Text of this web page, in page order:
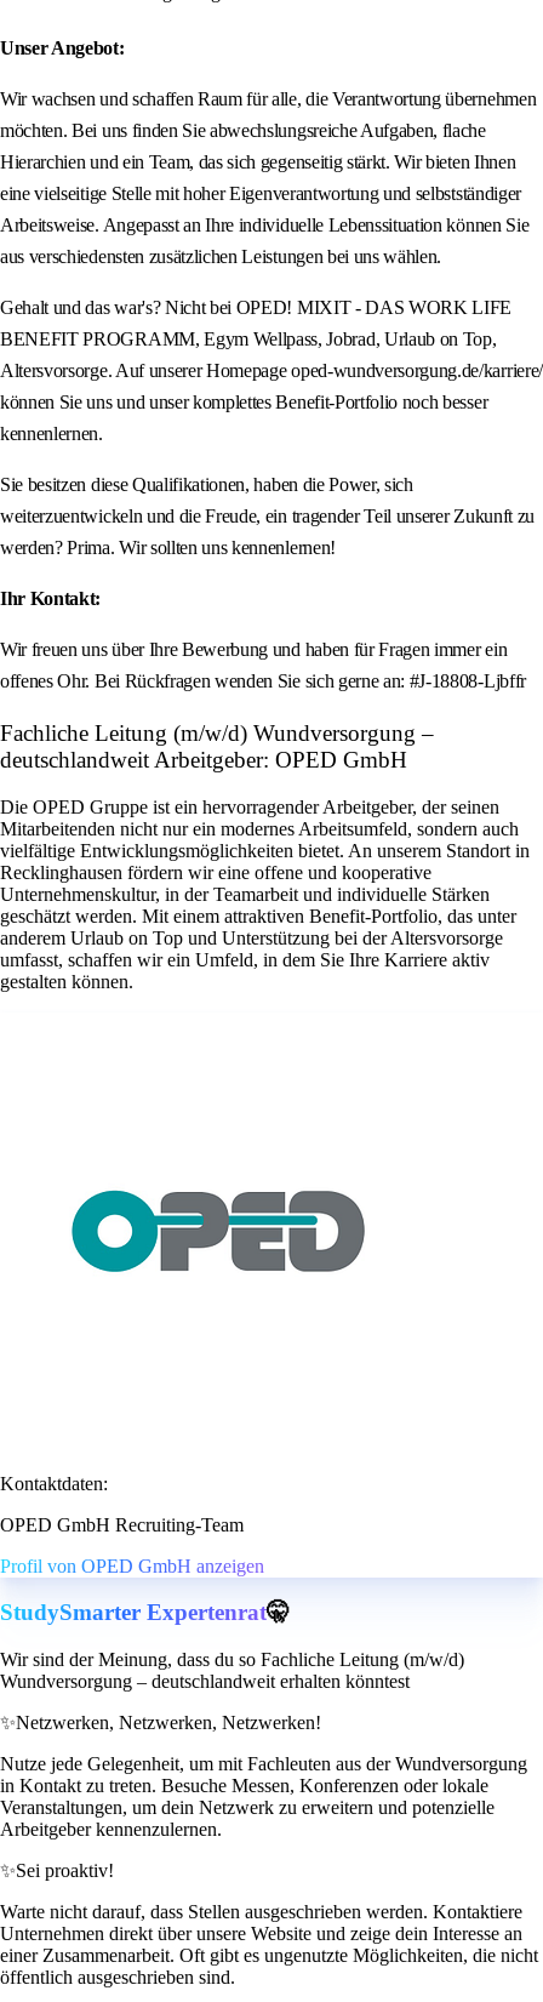
Unser Angebot:
Wir wachsen und schaffen Raum für alle, die Verantwortung übernehmen
möchten. Bei uns finden Sie abwechslungsreiche Aufgaben, flache
Hierarchien und ein Team, das sich gegenseitig stärkt. Wir bieten Ihnen
eine vielseitige Stelle mit hoher Eigenverantwortung und selbstständiger
Arbeitsweise. Angepasst an Ihre individuelle Lebenssituation können Sie
aus verschiedensten zusätzlichen Leistungen bei uns wählen.
Gehalt und das war's? Nicht bei OPED! MIXIT - DAS WORK LIFE
BENEFIT PROGRAMM, Egym Wellpass, Jobrad, Urlaub on Top,
Altersvorsorge. Auf unserer Homepage oped-wundversorgung.de/karriere/
können Sie uns und unser komplettes Benefit-Portfolio noch besser
kennenlernen.
Sie besitzen diese Qualifikationen, haben die Power, sich
weiterzuentwickeln und die Freude, ein tragender Teil unserer Zukunft zu
werden? Prima. Wir sollten uns kennenlernen!
Ihr Kontakt:
Wir freuen uns über Ihre Bewerbung und haben für Fragen immer ein
offenes Ohr. Bei Rückfragen wenden Sie sich gerne an: #J-18808-Ljbffr
Fachliche Leitung (m/w/d) Wundversorgung –
deutschlandweit Arbeitgeber: OPED GmbH
Die OPED Gruppe ist ein hervorragender Arbeitgeber, der seinen
Mitarbeitenden nicht nur ein modernes Arbeitsumfeld, sondern auch
vielfältige Entwicklungsmöglichkeiten bietet. An unserem Standort in
Recklinghausen fördern wir eine offene und kooperative
Unternehmenskultur, in der Teamarbeit und individuelle Stärken
geschätzt werden. Mit einem attraktiven Benefit-Portfolio, das unter
anderem Urlaub on Top und Unterstützung bei der Altersvorsorge
umfasst, schaffen wir ein Umfeld, in dem Sie Ihre Karriere aktiv
gestalten können.
Kontaktdaten:
OPED GmbH Recruiting-Team
Profil von OPED GmbH anzeigen
StudySmarter Expertenrat🤫
Wir sind der Meinung, dass du so Fachliche Leitung (m/w/d)
Wundversorgung – deutschlandweit erhalten könntest
✨Netzwerken, Netzwerken, Netzwerken!
Nutze jede Gelegenheit, um mit Fachleuten aus der Wundversorgung
in Kontakt zu treten. Besuche Messen, Konferenzen oder lokale
Veranstaltungen, um dein Netzwerk zu erweitern und potenzielle
Arbeitgeber kennenzulernen.
✨Sei proaktiv!
Warte nicht darauf, dass Stellen ausgeschrieben werden. Kontaktiere
Unternehmen direkt über unsere Website und zeige dein Interesse an
einer Zusammenarbeit. Oft gibt es ungenutzte Möglichkeiten, die nicht
öffentlich ausgeschrieben sind.